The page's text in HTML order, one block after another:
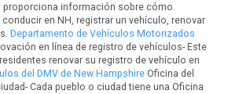
proporciona información sobre cómo
en NH, registrar un vehículo, renovar
Departamento de Vehículos Motorizados
en línea de registro de vehículos- Este
renovar su registro de vehículo en
del DMV de New Hampshire Oficina del
Cada pueblo o ciudad tiene una Oficina